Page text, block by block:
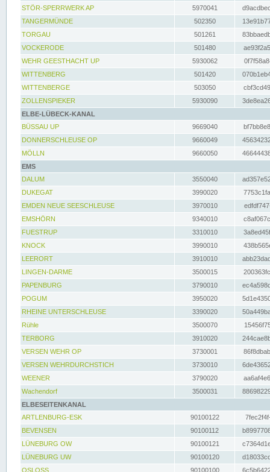
STÖR-SPERRWERK AP 5970041
TANGERMÜNDE
502350
TORGAU
501261
VOCKERODE
501480
WEHR GEESTHACHT UP
5930062
WITTENBERG
501420
WITTENBERGE
503050
ZOLLENSPIEKER
5930090
ELBE-LÜBECK-KANAL
BÜSSAU UP
9669040
DONNERSCHLEUSE OP
9660049
MÖLLN
9660050
EMS
DALUM
3550040
DUKEGAT
3990020
EMDEN NEUE SEESCHLEUSE
3970010
EMSHÖRN
9340010
FUESTRUP
3310010
KNOCK
3990010
LEERORT
3910010
LINGEN-DARME
3500015
PAPENBURG
3790010
POGUM
3950020
RHEINE UNTERSCHLEUSE
3390020
Rühle
3500070
TERBORG
3910020
VERSEN WEHR OP
3730001
VERSEN WEHRDURCHSTICH
3730010
WEENER
3790020
Wachendorf
3500031
ELBESEITENKANAL
ARTLENBURG-ESK
90100122
BEVENSEN
90100112
LÜNEBURG OW
90100121
LÜNEBURG UW
90100120
OSLOSS
90100100